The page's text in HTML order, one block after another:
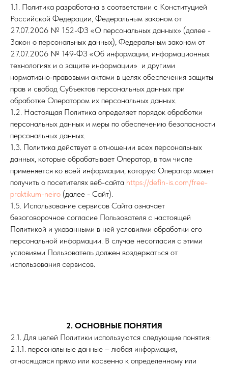
1.1. Политика разработана в соответствии с Конституцией
Российской Федерации, Федеральным законом от
27.07.2006 № 152-ФЗ «О персональных данных» (далее -
Закон о персональных данных), Федеральным законом от
27.07.2006 № 149-ФЗ «Об информации, информационных
технологиях и о защите информации» и другими
нормативно-правовыми актами в целях обеспечения защиты
прав и свобод Субъектов персональных данных при
обработке Оператором их персональных данных.
1.2. Настоящая Политика определяет порядок обработки
персональных данных и меры по обеспечению безопасности
персональных данных.
1.3. Политика действует в отношении всех персональных
данных, которые обрабатывает Оператор, в том числе
применяется ко всей информации, которую Оператор может
получить о посетителях веб-сайта https://defin-is.com/free-
praktikum-neiro (далее - Сайт).
1.5. Использование сервисов Сайта означает
безоговорочное согласие Пользователя с настоящей
Политикой и указанными в ней условиями обработки его
персональной информации. В случае несогласия с этими
условиями Пользователь должен воздержаться от
использования сервисов.
2. ОСНОВНЫЕ ПОНЯТИЯ
2.1. Для целей Политики используются следующие понятия:
2.1.1. персональные данные – любая информация,
относящаяся прямо или косвенно к определенному или